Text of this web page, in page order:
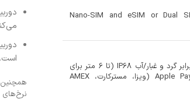
Nano-SIM and eSIM or Dual
مقاومت در برابر گرد و غبار/آب IP68 (تا 6 متر برای
30 دقیقه) Apple Pay (ویزا، مسترکارت، AMEX
است.